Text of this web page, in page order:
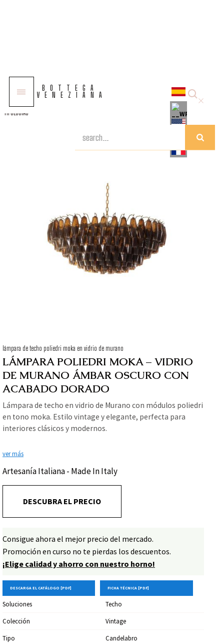
BOTTEGA
VENEZIANA
SOLUCIONES
TIPOLOGÍAS
lámpara de techo poliedri moka en vidrio de murano
LÁMPARA POLIEDRI MOKA – VIDRIO
DE MURANO ÁMBAR OSCURO CON
ACABADO DORADO
Lámpara de techo en vidrio de Murano con módulos poliedri
en tono moka. Estilo vintage y elegante, perfecta para
interiores clásicos y modernos.
ver más
Artesanía Italiana - Made In Italy
DESCUBRA EL PRECIO
Consigue ahora el mejor precio del mercado.
Promoción en curso no te pierdas los descuentos.
¡Elige calidad y ahorro con nuestro horno!
DESCARGA EL CATÁLOGO [PDF] FICHA TÉCNICA [PDF]
Soluciones
Techo
Colección
Vintage
Tipo
Candelabro